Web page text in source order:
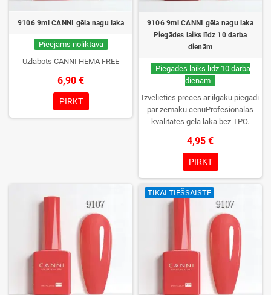
9106 9ml CANNI gēla nagu laka
Pieejams noliktavā
Uzlabots CANNI HEMA FREE
6,90 €
PIRKT
9106 9ml CANNI gēla nagu laka
Piegādes laiks līdz 10 darba
dienām
Piegādes laiks līdz 10 darba
dienām
Izvēlieties preces ar ilgāku piegādi
par zemāku cenuProfesionālas
kvalitātes gēla laka bez TPO.
izvēle, lieliska sacietēšana
UV/LED lampās un ilgstoša
noturība. Katrs flakons iepakots
kastītē – pirmo reizi to atvērsiet
tikai jūs.
4,95 €
PIRKT
TIKAI TIEŠSAISTĒ